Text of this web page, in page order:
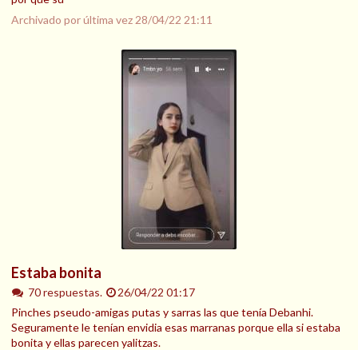
Archivado por última vez 28/04/22 21:11
Estaba bonita
70 respuestas.
26/04/22 01:17
Pinches pseudo-amigas putas y sarras las que tenía Debanhi.
Seguramente le tenían envidia esas marranas porque ella si estaba
bonita y ellas parecen yalitzas.